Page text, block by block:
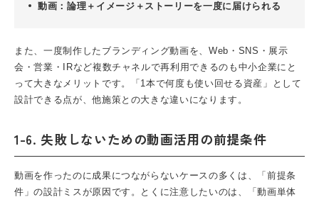
動画：論理＋イメージ＋ストーリーを一度に届けられる
また、一度制作したブランディング動画を、Web・SNS・展示
会・営業・IRなど複数チャネルで再利用できるのも中小企業にと
って大きなメリットです。「1本で何度も使い回せる資産」として
設計できる点が、他施策との大きな違いになります。
1-6. 失敗しないための動画活用の前提条件
動画を作ったのに成果につながらないケースの多くは、「前提条
件」の設計ミスが原因です。とくに注意したいのは、「動画単体